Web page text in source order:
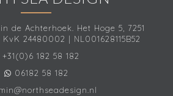
de Achterhoek. Het Hoge 5, 7251
24480002 | NL001628115B52
+31(0)6 182 58 182
06182 58 182